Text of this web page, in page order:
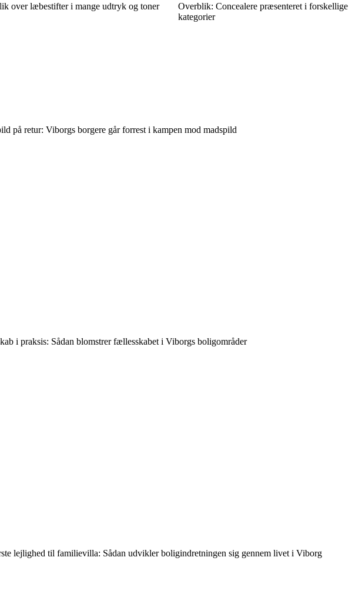
over læbestifter i mange udtryk og toner
Overblik: Concealere præsenteret i forskellige
kategorier
på retur: Viborgs borgere går forrest i kampen mod madspild
i praksis: Sådan blomstrer fællesskabet i Viborgs boligområder
lejlighed til familievilla: Sådan udvikler boligindretningen sig gennem livet i Viborg